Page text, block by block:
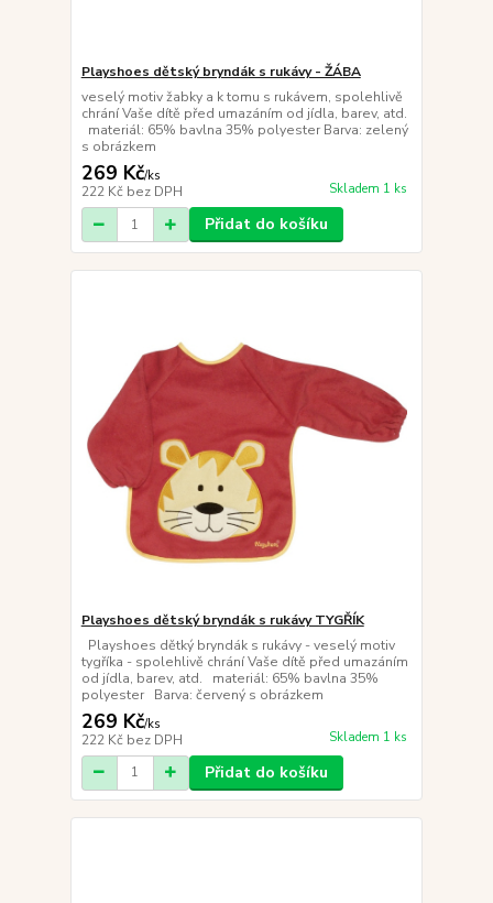
Playshoes dětský bryndák s rukávy - ŽÁBA
veselý motiv žabky a k tomu s rukávem, spolehlivě
chrání Vaše dítě před umazáním od jídla, barev, atd.
materiál: 65% bavlna 35% polyester Barva: zelený
s obrázkem
269 Kč/ks
222 Kč bez DPH Skladem 1 ks
Přidat do košíku
Playshoes dětský bryndák s rukávy TYGŘÍK
Playshoes dětký bryndák s rukávy - veselý motiv
tygříka - spolehlivě chrání Vaše dítě před umazáním
od jídla, barev, atd. materiál: 65% bavlna 35%
polyester Barva: červený s obrázkem
269 Kč/ks
222 Kč bez DPH Skladem 1 ks
Přidat do košíku